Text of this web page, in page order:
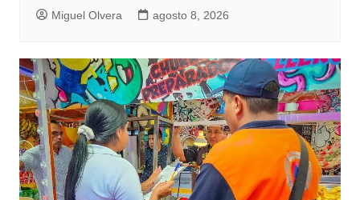
Miguel Olvera agosto 8, 2026